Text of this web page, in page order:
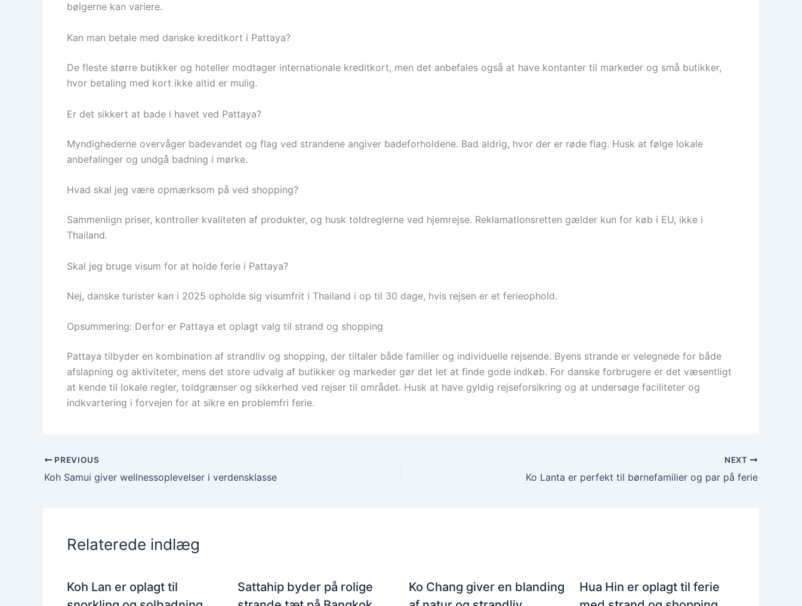
bølgerne kan variere.
Kan man betale med danske kreditkort i Pattaya?
De fleste større butikker og hoteller modtager internationale kreditkort, men det anbefales også at have kontanter til markeder og små butikker,
hvor betaling med kort ikke altid er mulig.
Er det sikkert at bade i havet ved Pattaya?
Myndighederne overvåger badevandet og flag ved strandene angiver badeforholdene. Bad aldrig, hvor der er røde flag. Husk at følge lokale
anbefalinger og undgå badning i mørke.
Hvad skal jeg være opmærksom på ved shopping?
Sammenlign priser, kontroller kvaliteten af produkter, og husk toldreglerne ved hjemrejse. Reklamationsretten gælder kun for køb i EU, ikke i
Thailand.
Skal jeg bruge visum for at holde ferie i Pattaya?
Nej, danske turister kan i 2025 opholde sig visumfrit i Thailand i op til 30 dage, hvis rejsen er et ferieophold.
Opsummering: Derfor er Pattaya et oplagt valg til strand og shopping
Pattaya tilbyder en kombination af strandliv og shopping, der tiltaler både familier og individuelle rejsende. Byens strande er velegnede for både
afslapning og aktiviteter, mens det store udvalg af butikker og markeder gør det let at finde gode indkøb. For danske forbrugere er det væsentligt
at kende til lokale regler, toldgrænser og sikkerhed ved rejser til området. Husk at have gyldig rejseforsikring og at undersøge faciliteter og
indkvartering i forvejen for at sikre en problemfri ferie.
PREVIOUS
Koh Samui giver wellnessoplevelser i verdensklasse
NEXT
Ko Lanta er perfekt til børnefamilier og par på ferie
Relaterede indlæg
Koh Lan er oplagt til
Sattahip byder på rolige
Ko Chang giver en blanding
Hua Hin er oplagt til ferie